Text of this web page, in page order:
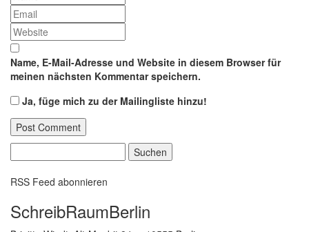
Name, E-Mail-Adresse und Website in diesem Browser für
meinen nächsten Kommentar speichern.
Ja, füge mich zu der Mailingliste hinzu!
nach:
RSS Feed abonnieren
SchreibRaumBerlin